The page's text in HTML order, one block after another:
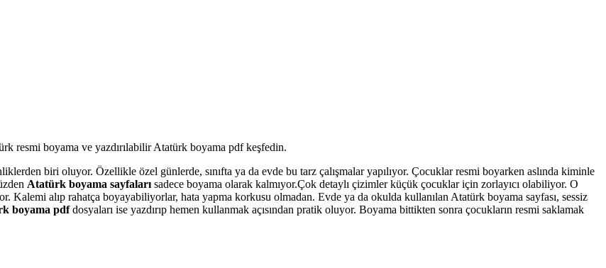
biri oluyor. Özellikle özel günlerde, sınıfta ya da evde bu tarz çalışmalar yapılıyor. Çocuklar resmi boyarken aslında kiminle
Atatürk boyama sayfaları sadece boyama olarak kalmıyor.Çok detaylı çizimler küçük çocuklar için zorlayıcı olabiliyor. O
Kalemi alıp rahatça boyayabiliyorlar, hata yapma korkusu olmadan. Evde ya da okulda kullanılan Atatürk boyama sayfası, sessiz
boyama pdfdosyaları ise yazdırıp hemen kullanmak açısından pratik oluyor. Boyama bittikten sonra çocukların resmi saklamak